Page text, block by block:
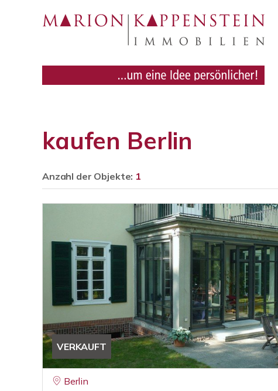
kaufen Berlin
Anzahl der Objekte: 1
VERKAUFT
Berlin